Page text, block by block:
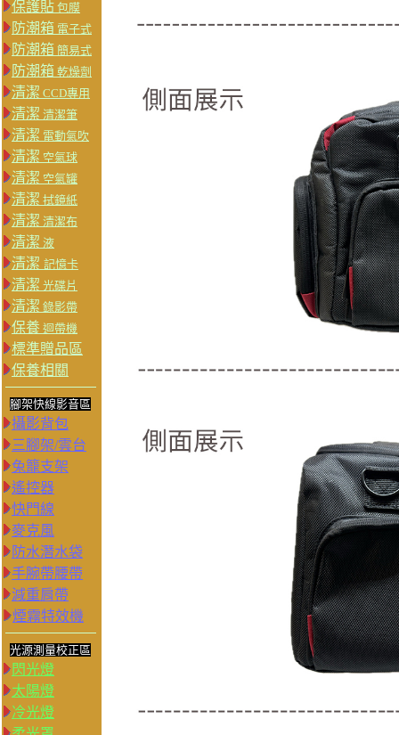
保護貼 包膜
防潮箱 電子式
防潮箱 簡易式
防潮箱 乾燥劑
清潔 CCD專用
清潔 清潔筆
清潔 電動氣吹
清潔 空氣球
清潔 空氣罐
清潔 拭鏡紙
清潔 清潔布
清潔 液
清潔 記憶卡
清潔 光碟片
清潔 錄影帶
保養 迴帶機
標準贈品區
保養相關
腳架快線影音區
攝影背包
三腳架/雲台
兔籠支架
遙控器
快門線
麥克風
防水潛水袋
手腕帶腰帶
減重肩帶
煙霧特效機
光源測量校正區
閃光燈
太陽燈
冷光燈